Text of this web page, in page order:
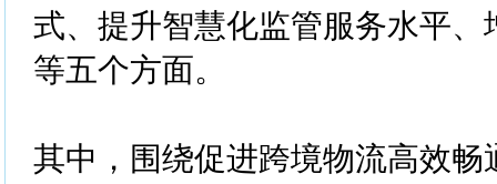
式、提升智慧化监管服务水平、
等五个方面。
其中，围绕促进跨境物流高效畅